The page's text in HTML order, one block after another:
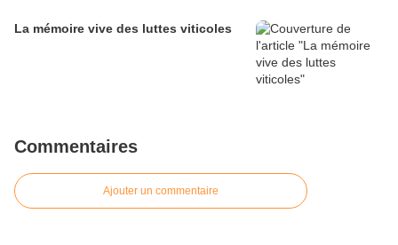
La mémoire vive des luttes viticoles
Commentaires
Ajouter un commentaire